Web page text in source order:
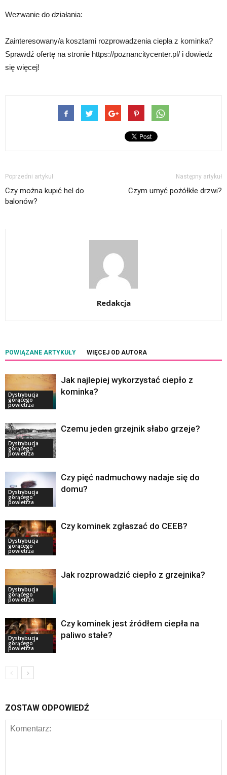
Wezwanie do działania:
Zainteresowany/a kosztami rozprowadzenia ciepła z kominka?
Sprawdź ofertę na stronie https://poznancitycenter.pl/ i dowiedz
się więcej!
Poprzedni artykuł
Czy można kupić hel do
balonów?
Następny artykuł
Czym umyć pożółkłe drzwi?
Redakcja
POWIĄZANE ARTYKUŁY WIĘCEJ OD AUTORA
Dystrybucja
gorącego
powietrza
Jak najlepiej wykorzystać ciepło z
kominka?
Dystrybucja
gorącego
powietrza
Czemu jeden grzejnik słabo grzeje?
Dystrybucja
gorącego
powietrza
Czy pięć nadmuchowy nadaje się do
domu?
Dystrybucja
gorącego
powietrza
Czy kominek zgłaszać do CEEB?
Dystrybucja
gorącego
powietrza
Jak rozprowadzić ciepło z grzejnika?
Dystrybucja
gorącego
powietrza
Czy kominek jest źródłem ciepła na
paliwo stałe?
ZOSTAW ODPOWIEDŹ